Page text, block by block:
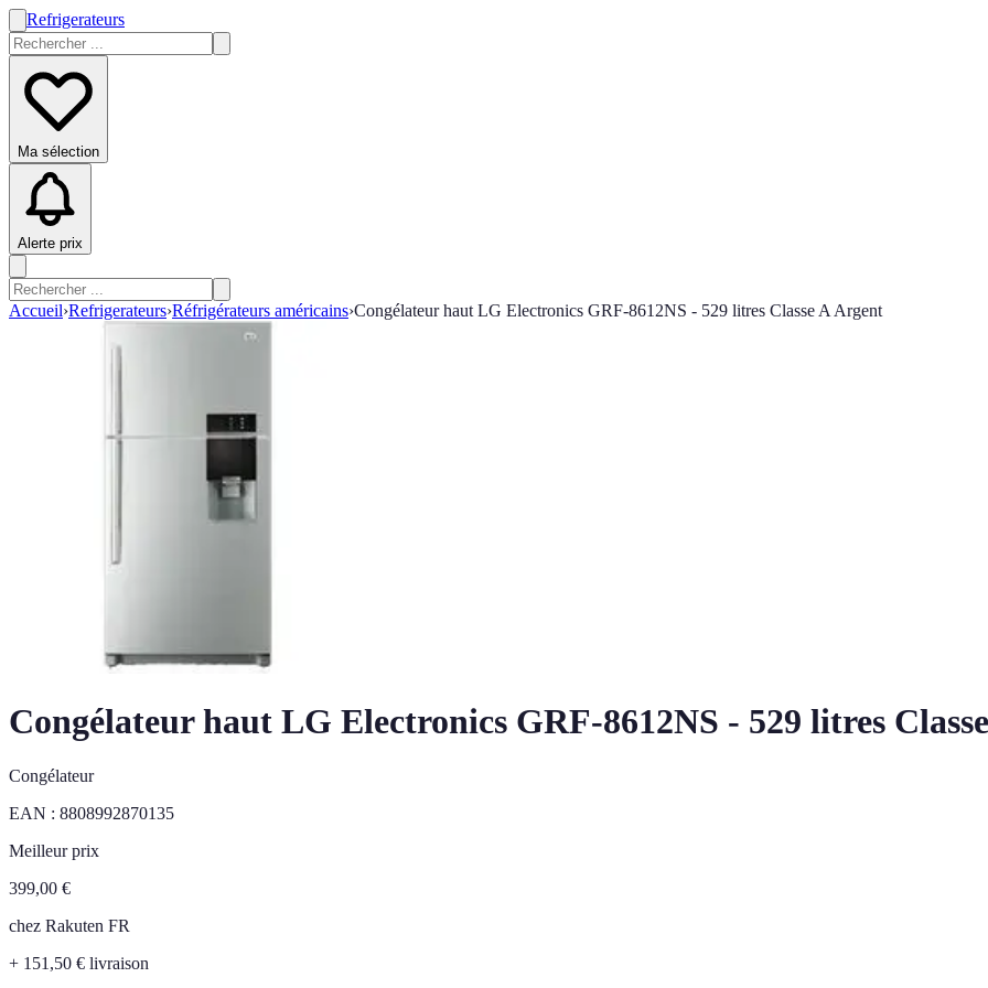
Refrigerateurs
Ma sélection
Alerte prix
Accueil›Refrigerateurs›Réfrigérateurs américains›Congélateur haut LG Electronics GRF-8612NS - 529 litres Classe A Argent
Congélateur haut LG Electronics GRF-8612NS - 529 litres
Congélateur
EAN : 8808992870135
Meilleur prix
399,00 €
chez Rakuten FR
+ 151,50 € livraison